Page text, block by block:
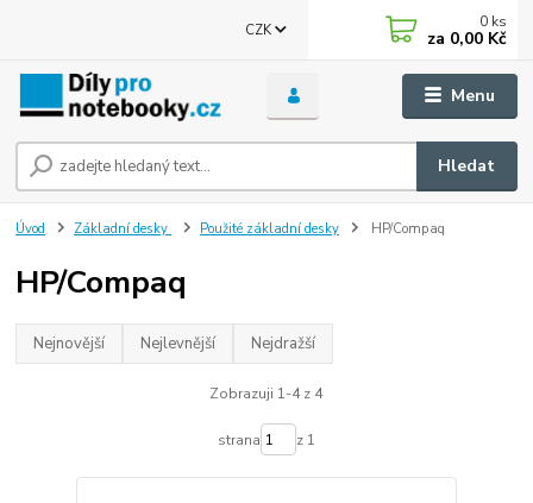
Menu
CZK
Hledat
0 ks
za 0,00 Kč
Úvod Základní desky Použité základní desky HP/Compaq
HP/Compaq
Nejnovější Nejlevnější Nejdražší
Zobrazuji 1-4 z 4
strana z 1